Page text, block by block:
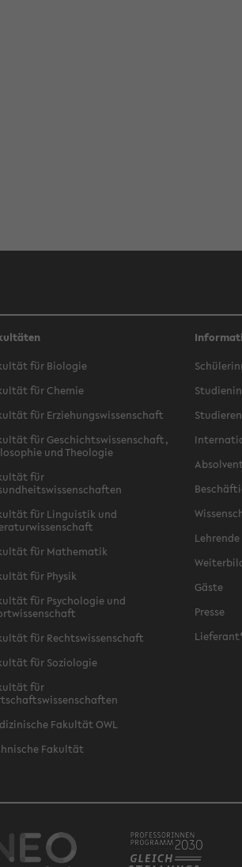
für Biologie
für Chemie
für Erziehungswissenschaft
für Geschichtswissenschaft,
und Theologie
für
für Linguistik und
für Mathematik
für Physik
für Psychologie und
für Rechtswissenschaft
für Soziologie
für
Fakultät OWL
Fakultät
Lehrende
Gäste
Presse